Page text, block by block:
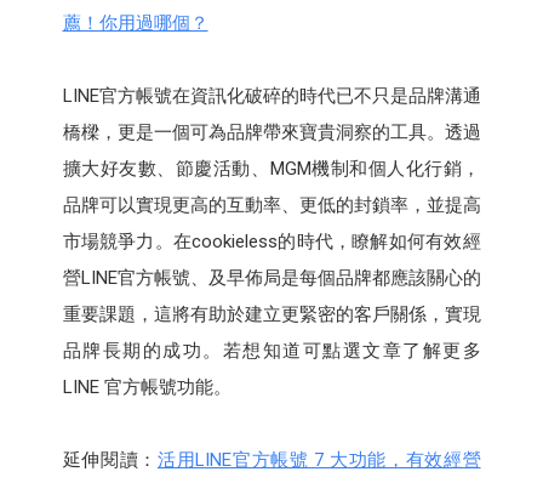
薦！你用過哪個？
LINE官方帳號在資訊化破碎的時代已不只是品牌溝通
橋樑，更是一個可為品牌帶來寶貴洞察的工具。透過
擴大好友數、節慶活動、MGM機制和個人化行銷，
品牌可以實現更高的互動率、更低的封鎖率，並提高
市場競爭力。在cookieless的時代，瞭解如何有效經
營LINE官方帳號、及早佈局是每個品牌都應該關心的
重要課題，這將有助於建立更緊密的客戶關係，實現
品牌長期的成功。若想知道可點選文章了解更多
LINE 官方帳號功能。
延伸閱讀： 活用LINE官方帳號 7 大功能，有效經營